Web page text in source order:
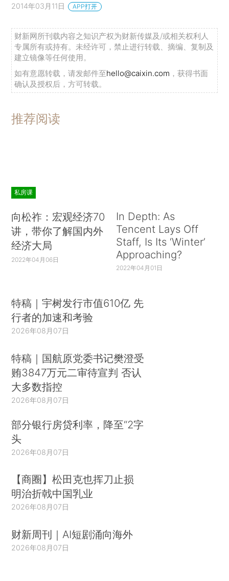
2014年03月11日 APP打开
财新网所刊载内容之知识产权为财新传媒及/或相关权利人
专属所有或持有。未经许可，禁止进行转载、摘编、复制及
建立镜像等任何使用。
如有意愿转载，请发邮件至hello@caixin.com ，获得书面
确认及授权后，方可转载。
推荐阅读
私房课
向松祚：宏观经济70
讲，带你了解国内外
经济大局
2022年04月06日
In Depth: As
Tencent Lays Off
Staff, Is Its ‘Winter’
Approaching?
2022年04月01日
特稿｜宇树发行市值610亿 先
行者的加速和考验
2026年08月07日
特稿｜国航原党委书记樊澄受
贿3847万元二审待宣判 否认
大多数指控
2026年08月07日
部分银行房贷利率，降至“2字
头
2026年08月07日
【商圈】松田克也挥刀止损
明治折戟中国乳业
2026年08月07日
财新周刊｜AI短剧涌向海外
2026年08月07日